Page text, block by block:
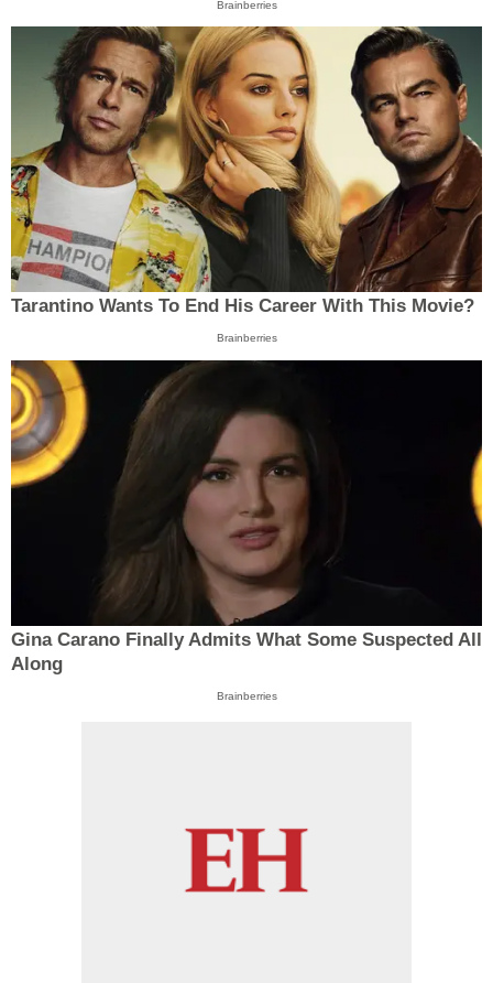
Brainberries
Tarantino Wants To End His Career With This Movie?
Brainberries
Gina Carano Finally Admits What Some Suspected All
Along
Brainberries